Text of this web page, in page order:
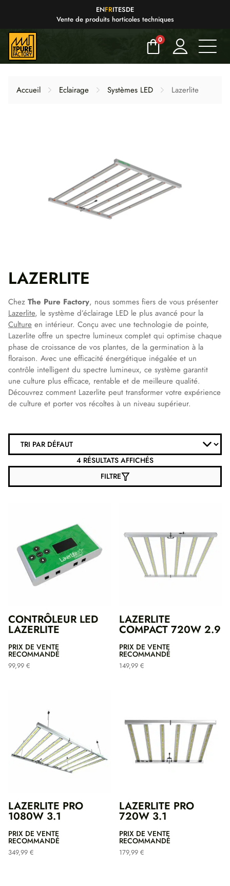
ENFRITESDE
Vente de produits horticoles techniques
0
Accueil Eclairage Systèmes LED Lazerlite
LAZERLITE
Chez The Pure Factory, nous sommes fiers de vous présenter
Lazerlite, le système d’éclairage LED le plus avancé pour la
Culture en intérieur. Conçu avec une technologie de pointe,
Lazerlite offre un spectre lumineux complet qui optimise chaque
phase de croissance de vos plantes, de la germination à la
floraison. Avec une efficacité énergétique inégalée et un
contrôle intelligent du spectre lumineux, ce système garantit
une culture plus efficace, rentable et de meilleure qualité.
Découvrez comment Lazerlite peut transformer votre expérience
de culture et porter vos récoltes à un niveau supérieur.
4 RÉSULTATS AFFICHÉS
FILTRE
CONTRÔLEUR LED
LAZERLITE
PRIX DE VENTE
RECOMMANDÉ
99,99 €
LAZERLITE
COMPACT 720W 2.9
PRIX DE VENTE
RECOMMANDÉ
149,99 €
LAZERLITE PRO
1080W 3.1
PRIX DE VENTE
RECOMMANDÉ
349,99 €
LAZERLITE PRO
720W 3.1
PRIX DE VENTE
RECOMMANDÉ
179,99 €